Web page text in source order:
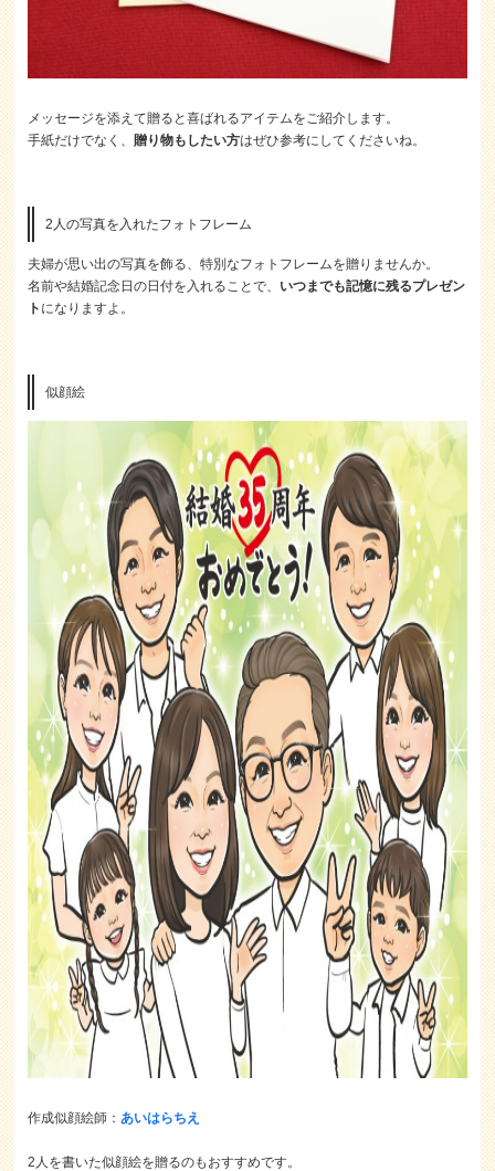
メッセージを添えて贈ると喜ばれるアイテムをご紹介します。
手紙だけでなく、贈り物もしたい方はぜひ参考にしてくださいね。
2人の写真を入れたフォトフレーム
夫婦が思い出の写真を飾る、特別なフォトフレームを贈りませんか。
名前や結婚記念日の日付を入れることで、 いつまでも記憶に残るプレゼン
ト になりますよ。
似顔絵
作成似顔絵師：あいはらちえ
2人を書いた似顔絵を贈るのもおすすめです。